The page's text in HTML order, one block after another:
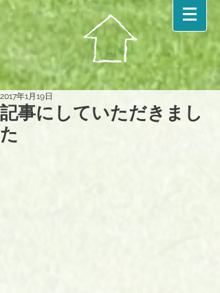
記事にしていただきまし
た
2017年1月19日